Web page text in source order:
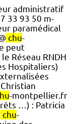
administratif
33 93 50 m-
paramédical
chu-
peut
Réseau RNDH
Hospitaliers)
-montpellier.fr
…) : Patricia
chu-